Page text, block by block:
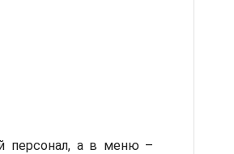
персонал, а в меню –